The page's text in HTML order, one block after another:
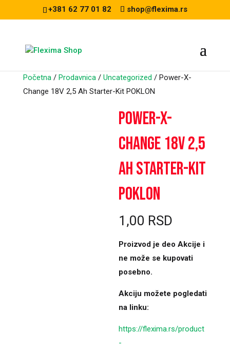
+381 62 77 01 82 shop@flexima.rs
Početna/ Prodavnica/ Uncategorized / Power-X-
Change 18V 2,5 Ah Starter-Kit POKLON
Power-X-
Change 18V 2,5
Ah Starter-Kit
POKLON
1,00 RSD
Proizvod je deo Akcije i
ne može se kupovati
posebno.
Akciju možete pogledati
na linku:
https://flexima.rs/product
-